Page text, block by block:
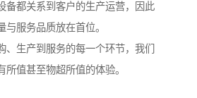
备都关系到客户的生产运营，因此
服务品质放在首位。
、生产到服务的每一个环节，我们
所值甚至物超所值的体验。